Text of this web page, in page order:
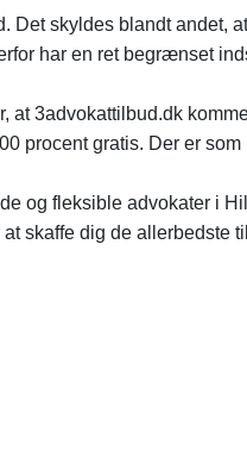
Det skyldes blandt andet,
har en ret begrænset
at 3advokattilbud.dk
procent gratis. Der er som
og fleksible advokater i
skaffe dig de allerbedste